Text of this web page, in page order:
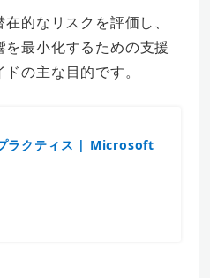
的なリスクを評価し、
最小化するための支援
の主な目的です。
ラクティス | Microsoft